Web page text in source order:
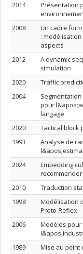
2014
Présentation
2008
Un cadre
:
aspects
2012
A dynamic
simulation
2020
Traffic
2004
pour
langage
2020
Tactical
1993
Analyse de
2024
Embedding
2010
Traduction
1998
Modélisation
Proto-Reflex
2006
Modèles
1989
Mise au point